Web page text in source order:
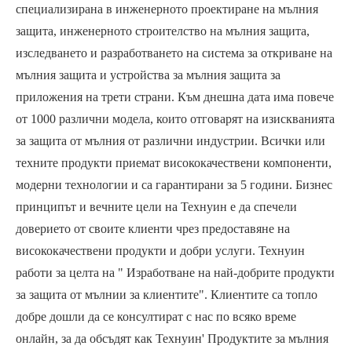
специализирана в инженерното проектиране на мълния
защита, инженерното строителство на мълния защита,
изследването и разработването на система за откриване на
мълния защита и устройства за мълния защита за
приложения на трети страни. Към днешна дата има повече
от 1000 различни модела, които отговарят на изискванията
за защита от мълния от различни индустрии. Всички или
техните продукти приемат висококачествени компоненти,
модерни технологии и са гарантирани за 5 години. Бизнес
принципът и вечните цели на Технуин е да спечели
доверието от своите клиенти чрез предоставяне на
висококачествени продукти и добри услуги. Технуин
работи за целта на " Изработване на най-добрите продукти
за защита от мълнии за клиентите". Клиентите са топло
добре дошли да се консултират с нас по всяко време
онлайн, за да обсъдят как Технуин' Продуктите за мълния